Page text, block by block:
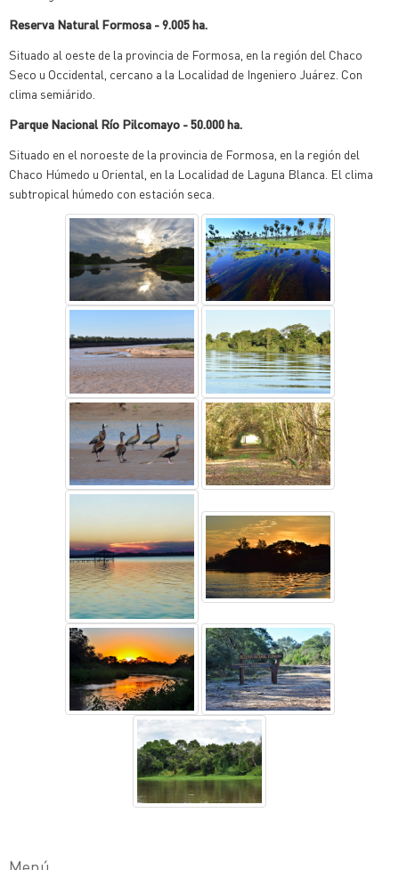
Reserva Natural Formosa - 9.005 ha.
Situado al oeste de la provincia de Formosa, en la región del Chaco
Seco u Occidental, cercano a la Localidad de Ingeniero Juárez. Con
clima semiárido.
Parque Nacional Río Pilcomayo - 50.000 ha.
Situado en el noroeste de la provincia de Formosa, en la región del
Chaco Húmedo u Oriental, en la Localidad de Laguna Blanca. El clima
subtropical húmedo con estación seca.
Menú